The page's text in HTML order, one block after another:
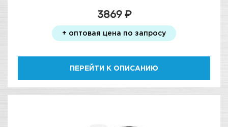
3869 ₽
+ оптовая цена по запросу
ПЕРЕЙТИ К ОПИСАНИЮ